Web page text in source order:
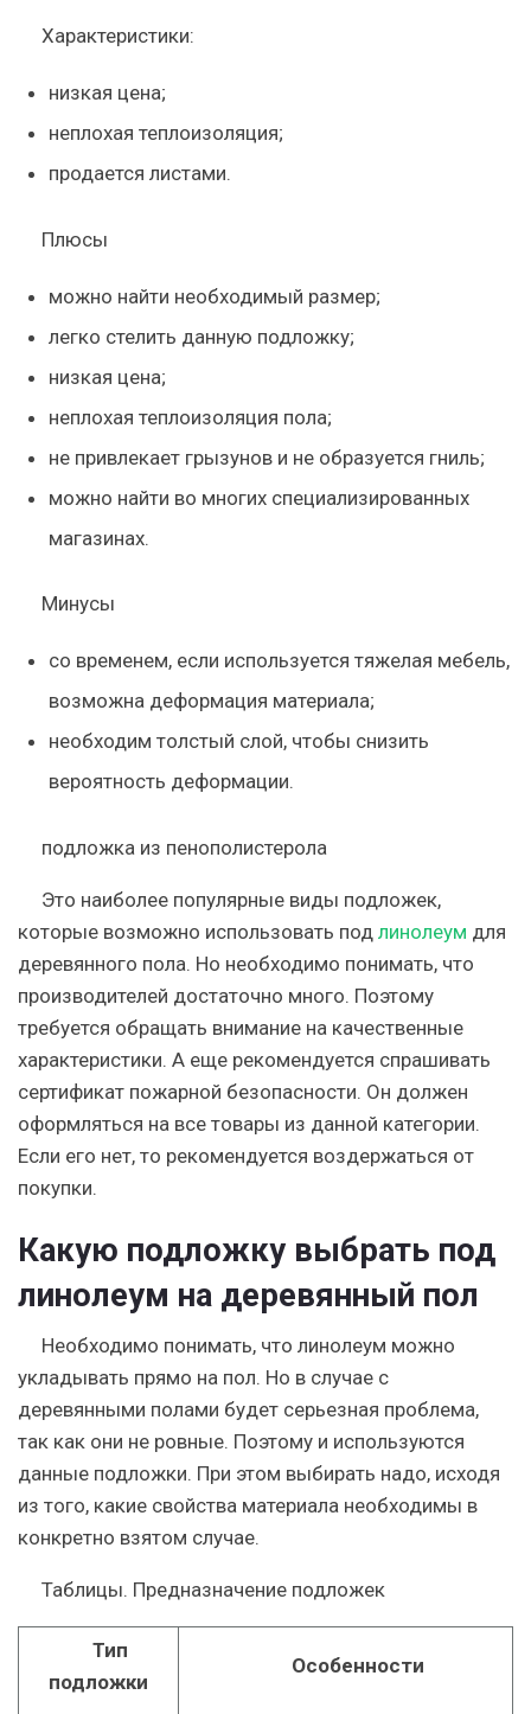
Характеристики:
низкая цена;
неплохая теплоизоляция;
продается листами.
Плюсы
можно найти необходимый размер;
легко стелить данную подложку;
низкая цена;
неплохая теплоизоляция пола;
не привлекает грызунов и не образуется гниль;
можно найти во многих специализированных
магазинах.
Минусы
со временем, если используется тяжелая мебель,
возможна деформация материала;
необходим толстый слой, чтобы снизить
вероятность деформации.
подложка из пенополистерола
Это наиболее популярные виды подложек,
которые возможно использовать под линолеум для
деревянного пола. Но необходимо понимать, что
производителей достаточно много. Поэтому
требуется обращать внимание на качественные
характеристики. А еще рекомендуется спрашивать
сертификат пожарной безопасности. Он должен
оформляться на все товары из данной категории.
Если его нет, то рекомендуется воздержаться от
покупки.
Какую подложку выбрать под
линолеум на деревянный пол
Необходимо понимать, что линолеум можно
укладывать прямо на пол. Но в случае с
деревянными полами будет серьезная проблема,
так как они не ровные. Поэтому и используются
данные подложки. При этом выбирать надо, исходя
из того, какие свойства материала необходимы в
конкретно взятом случае.
Таблицы. Предназначение подложек
Тип
подложки
Особенности